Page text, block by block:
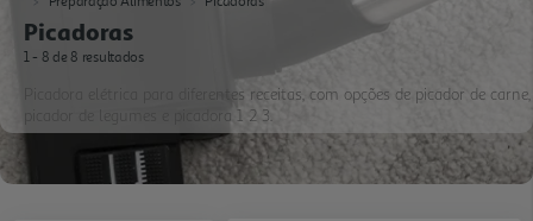
Picadoras
1 - 8 de 8 resultados
Picadora elétrica para diferentes receitas, com opções de picador de carne,
picador de legumes e picadora 1 2 3.